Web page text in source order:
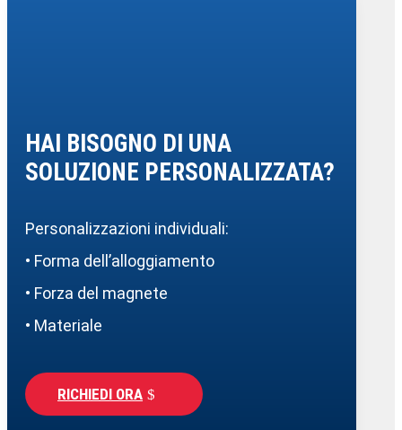
HAI BISOGNO DI UNA
SOLUZIONE PERSONALIZZATA?
Personalizzazioni individuali:
• Forma dell’alloggiamento
• Forza del magnete
• Materiale
RICHIEDI ORA